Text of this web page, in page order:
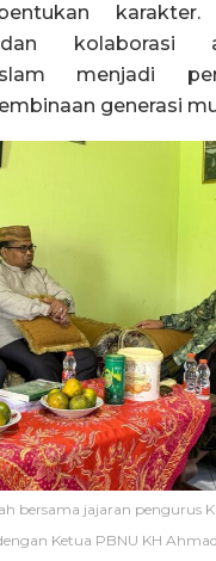
kolaborasi
menjadi
generasi
bersama jajaran pengurus
Ketua PBNU KH